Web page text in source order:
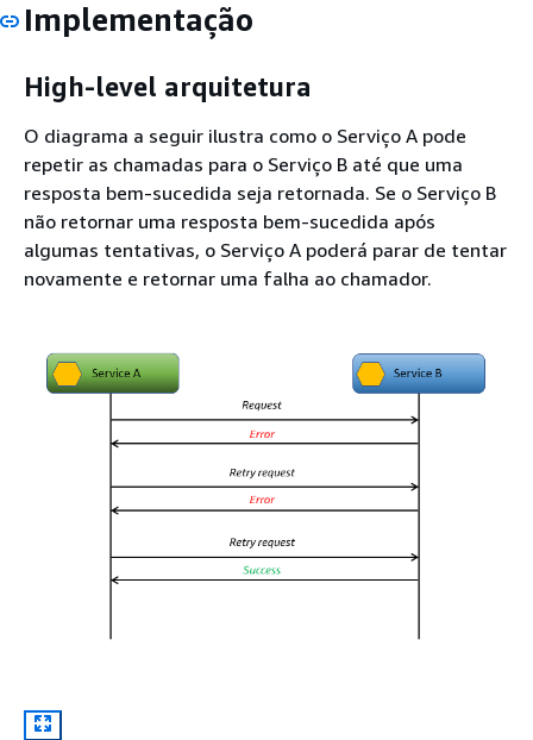
Implementação
High-level arquitetura
O diagrama a seguir ilustra como o Serviço A pode
repetir as chamadas para o Serviço B até que uma
resposta bem-sucedida seja retornada. Se o Serviço B
não retornar uma resposta bem-sucedida após
algumas tentativas, o Serviço A poderá parar de tentar
novamente e retornar uma falha ao chamador.